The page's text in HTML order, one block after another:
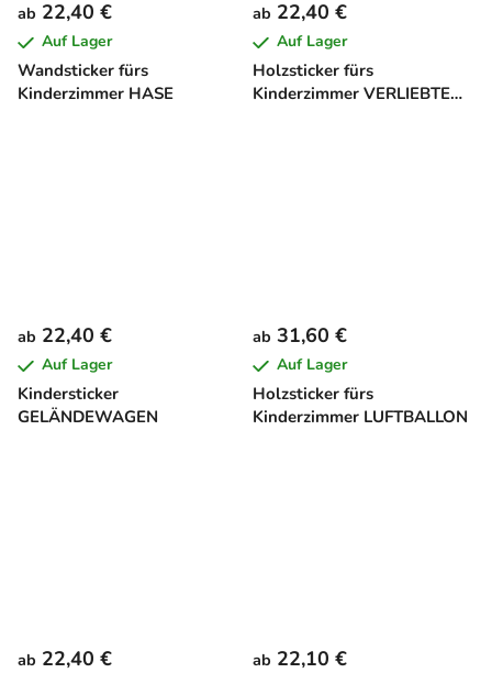
Wandsticker fürs
Kinderzimmer HASE
ab 22,40 €
Auf Lager
Holzsticker fürs
Kinderzimmer VERLIEBTE
ab 22,40 €
Auf Lager
Kindersticker
GELÄNDEWAGEN
ab 22,40 €
Auf Lager
Holzsticker fürs
Kinderzimmer LUFTBALLON
ab 31,60 €
Auf Lager
ab 22,40 € ab 22,10 €